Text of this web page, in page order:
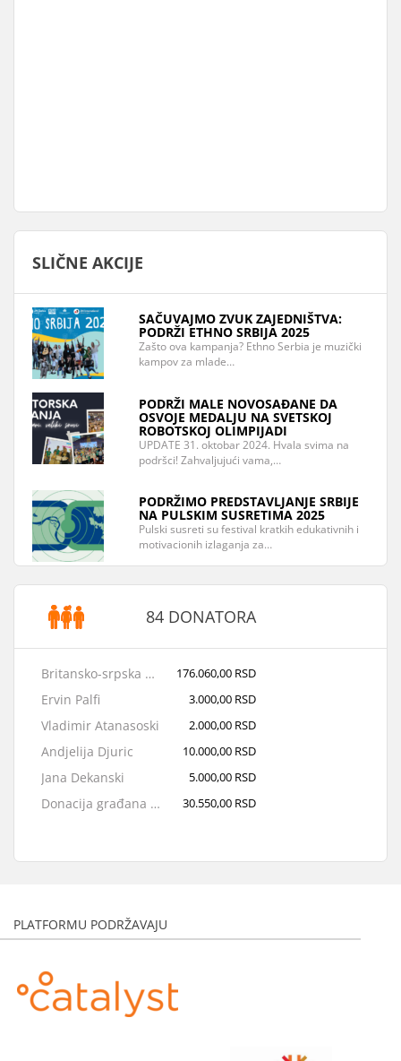
SLIČNE AKCIJE
SAČUVAJMO ZVUK ZAJEDNIŠTVA:
PODRŽI ETHNO SRBIJA 2025
Zašto ova kampanja? Ethno Serbia je muzički
kampov za mlade…
PODRŽI MALE NOVOSAĐANE DA
OSVOJE MEDALJU NA SVETSKOJ
ROBOTSKOJ OLIMPIJADI
UPDATE 31. oktobar 2024. Hvala svima na
podršci! Zahvaljujući vama,…
PODRŽIMO PREDSTAVLJANJE SRBIJE
NA PULSKIM SUSRETIMA 2025
Pulski susreti su festival kratkih edukativnih i
motivacionih izlaganja za…
84 DONATORA
Britansko-srpska dobrotvorna fondacija 176.060,00 RSD
Ervin Palfi 3.000,00 RSD
Vladimir Atanasoski 2.000,00 RSD
Andjelija Djuric 10.000,00 RSD
Jana Dekanski 5.000,00 RSD
Donacija građana Korbi, UK 30.550,00 RSD
Marijana Sretkovic
Anonimno
Anonimno
PLATFORMU PODRŽAVAJU